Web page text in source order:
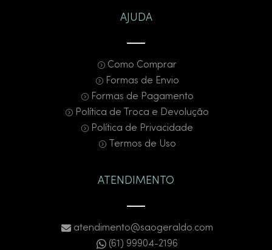
AJUDA
Como Comprar
Formas de Envio
Formas de Pagamento
Política de Troca e Devolução
Política de Privacidade
Termos de Uso
ATENDIMENTO
atendimento@saogeraldo.com
(61) 99904-2196